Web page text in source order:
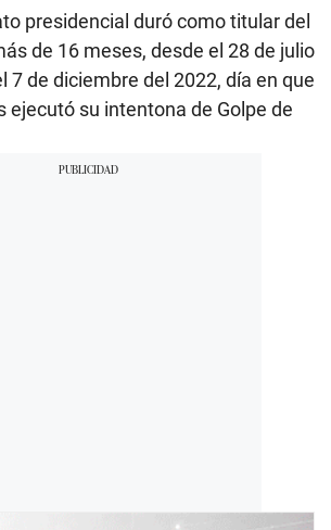
presidencial duró como titular del
de 16 meses, desde el 28 de julio
7 de diciembre del 2022, día en que
ejecutó su intentona de Golpe de